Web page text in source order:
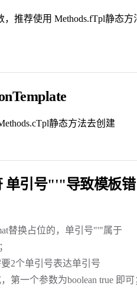
推荐使用 Methods.fTpl静态方
静态方法去创建
单引号"'"导致模板错
替换占位的，单引号"'"属于
2个单引号表达单引号
第一个参数为boolean true 即可